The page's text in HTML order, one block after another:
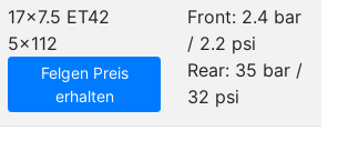
17x7.5 ET42
5x112
Felgen Preis
erhalten
Front: 2.4 bar
/ 2.2 psi
Rear: 35 bar /
32 psi